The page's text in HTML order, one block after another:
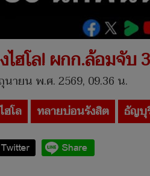
ไฮโล! ผกก.ล้อมจั
ายน พ.ศ. 2569, 09.36 น.
โล ทลายบ่อนรังสิต ธัญบุ